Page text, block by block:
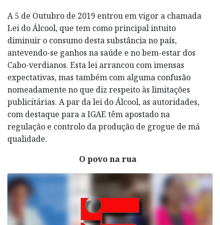
A 5 de Outubro de 2019 entrou em vigor a chamada
Lei do Álcool, que tem como principal intuito
diminuir o consumo desta substância no país,
antevendo-se ganhos na saúde e no bem-estar dos
Cabo-verdianos. Esta lei arrancou com imensas
expectativas, mas também com alguma confusão
nomeadamente no que diz respeito às limitações
publicitárias. A par da lei do Álcool, as autoridades,
com destaque para a IGAE têm apostado na
regulação e controlo da produção de grogue de má
qualidade.
O povo na rua